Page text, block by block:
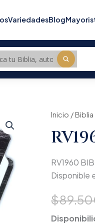
VariedadesBlog
Inicio /Biblia
RV1960
Disponible
$
RV1960
LEON
DE
cantidad